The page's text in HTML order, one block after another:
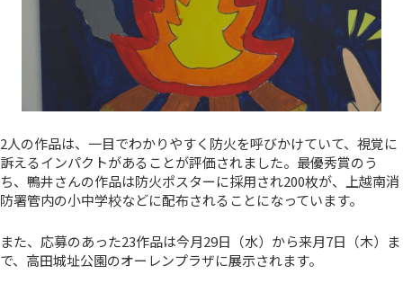
2人の作品は、一目でわかりやすく防火を呼びかけていて、視覚に
訴えるインパクトがあることが評価されました。最優秀賞のう
ち、鴨井さんの作品は防火ポスターに採用され200枚が、上越南消
防署管内の小中学校などに配布されることになっています。
また、応募のあった23作品は今月29日（水）から来月7日（木）ま
で、高田城址公園のオーレンプラザに展示されます。